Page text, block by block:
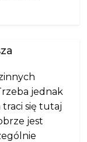
jednak
traci się tutaj
jest